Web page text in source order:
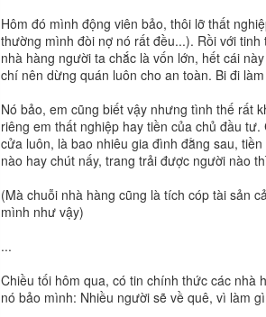
Hôm đó mình động viên bảo, thôi lỡ thất
thường mình đòi nợ nó rất đều...). Rồi với
nhà hàng người ta chắc là vốn lớn, hết cái
chí nên dừng quán luôn cho an toàn. Bi đi
Nó bảo, em cũng biết vậy nhưng tình thế rất
riêng em thất nghiệp hay tiền của chủ đầu
cửa luôn, là bao nhiêu gia đình đằng sau,
nào hay chút nấy, trang trải được người nào
(Mà chuỗi nhà hàng cũng là tích cóp tài sản
mình như vậy)
...
Chiều tối hôm qua, có tin chính thức các nhà
nó bảo mình: Nhiều người sẽ về quê, vì làm